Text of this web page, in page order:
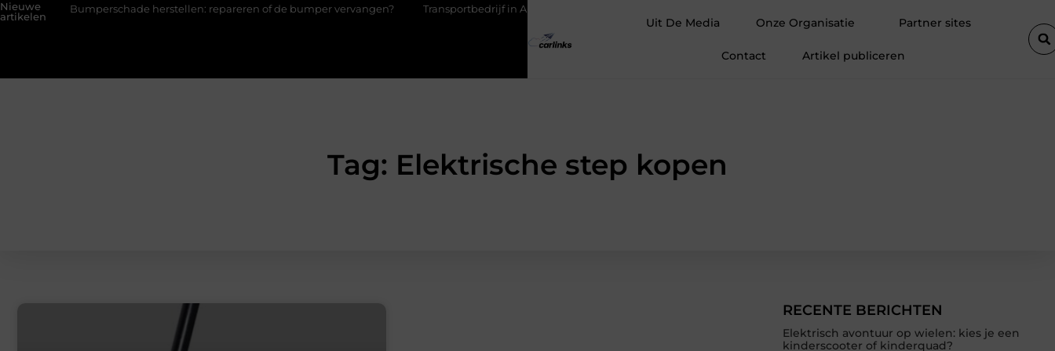
Nieuwe
artikelen
Bumperschade herstellen: repareren of de bumper vervangen? Transportbedrijf in Antwerpen als basis voor tevreden klanten
Uit De Media Onze Organisatie Partner sites
Contact Artikel publiceren
Tag: Elektrische step kopen
RECENTE BERICHTEN
Elektrisch avontuur op wielen: kies je een
kinderscooter of kinderquad?